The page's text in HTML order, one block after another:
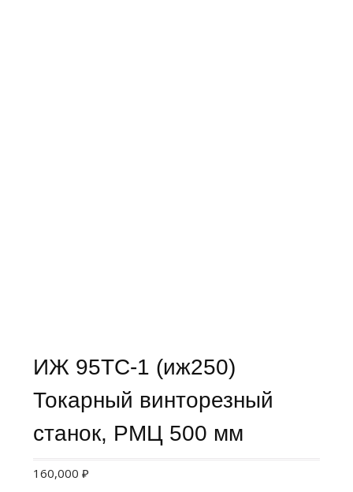
ИЖ 95ТС-1 (иж250)
Токарный винторезный
станок, РМЦ 500 мм
160,000 ₽